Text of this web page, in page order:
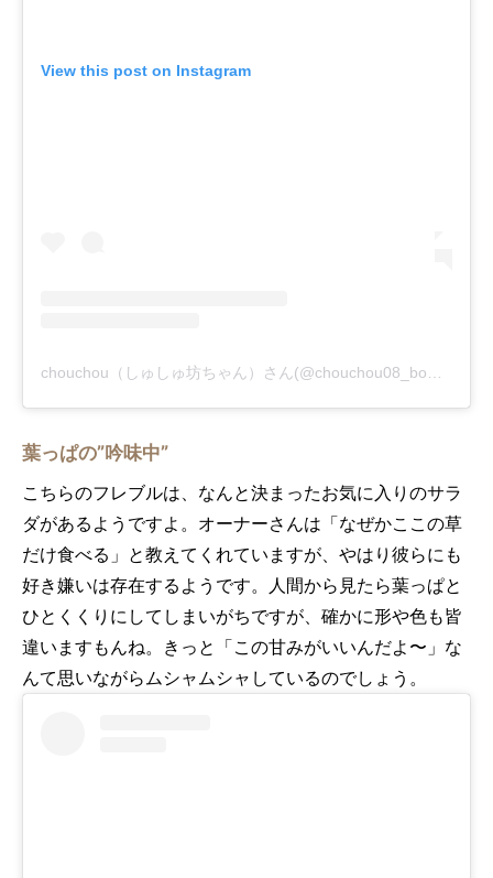
View this post on Instagram
chouchou（しゅしゅ坊ちゃん）さん(@chouchou08_bow)がシェアした投稿
葉っぱの”吟味中”
こちらのフレブルは、なんと決まったお気に入りのサラ
ダがあるようですよ。オーナーさんは「なぜかここの草
だけ食べる」と教えてくれていますが、やはり彼らにも
好き嫌いは存在するようです。人間から見たら葉っぱと
ひとくくりにしてしまいがちですが、確かに形や色も皆
違いますもんね。きっと「この甘みがいいんだよ〜」な
んて思いながらムシャムシャしているのでしょう。